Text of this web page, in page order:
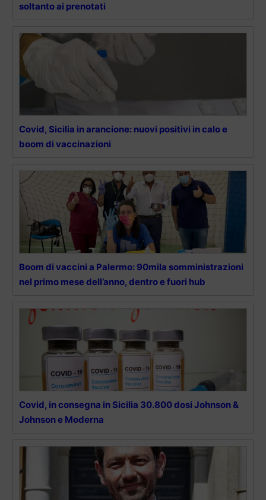
soltanto ai prenotati
Covid, Sicilia in arancione: nuovi positivi in calo e
boom di vaccinazioni
Boom di vaccini a Palermo: 90mila somministrazioni
nel primo mese dell’anno, dentro e fuori hub
Covid, in consegna in Sicilia 30.800 dosi Johnson &
Johnson e Moderna